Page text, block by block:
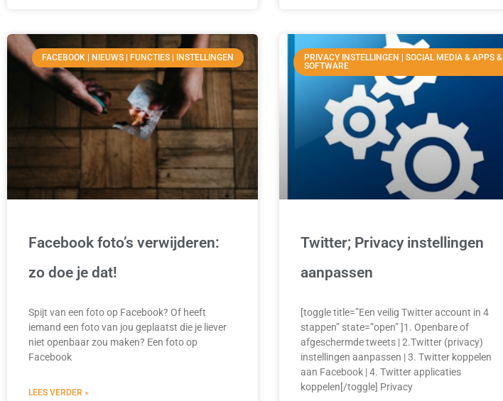
FACEBOOK | NIEUWS | FUNCTIES | INSTELLINGEN
Facebook foto’s verwijderen:
zo doe je dat!
Spijt van een foto op Facebook? Of heeft
iemand een foto van jou geplaatst die je liever
niet openbaar zou maken? Een foto op
Facebook
LEES VERDER »
PRIVACY INSTELLINGEN | SOCIAL MEDIA & APPS &
SOFTWARE
Twitter; Privacy instellingen
aanpassen
[toggle title=”Een veilig Twitter account in 4
stappen” state=”open” ]1. Openbare of
afgeschermde tweets | 2.Twitter (privacy)
instellingen aanpassen | 3. Twitter koppelen
aan Facebook | 4. Twitter applicaties
koppelen[/toggle] Privacy